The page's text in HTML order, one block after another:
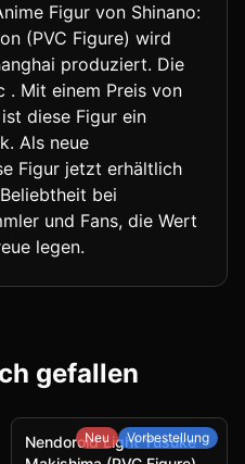
Figur von Shinano:
(PVC Figure) wird
produziert. Die
. Mit einem Preis von
diese Figur ein
Als neue
Figur jetzt erhältlich
bei
und Fans, die Wert
legen.
gefallen
Neu Vorbestellung
Nendoroid Light Yusuke